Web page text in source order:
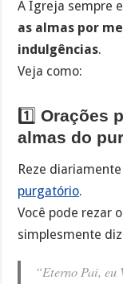
A Igreja sempre
as almas por
indulgências.
Veja como:
1️⃣ Orações
almas do
Reze
purgatório.
Você pode rezar o
simplesmente
“Eterno Pai, eu